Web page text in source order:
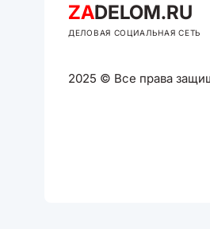
ZADELOM.RU
ДЕЛОВАЯ СОЦИАЛЬНАЯ СЕТЬ
2025 © Все права